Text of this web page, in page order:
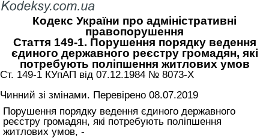
Кодекс України про адміністративні
правопорушення
Стаття 149-1. Порушення порядку ведення
єдиного державного реєстру громадян, які
потребують поліпшення житлових умов
Ст. 149-1 КУпАП вiд 07.12.1984 № 8073-X
Чинний зі змінами. Перевірено 08.07.2019
Порушення порядку ведення єдиного державного
реєстру громадян, які потребують поліпшення
житлових умов, -